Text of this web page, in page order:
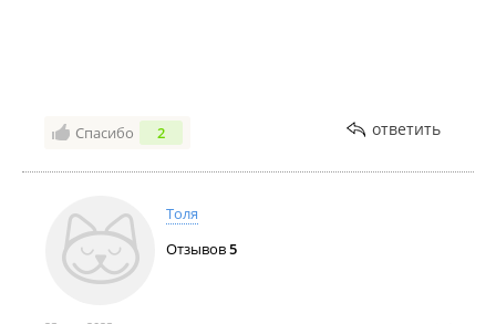
Спасибо 2 ответить
Толя
Отзывов5